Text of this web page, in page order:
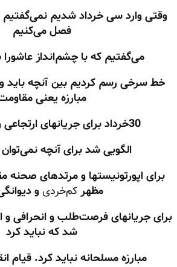
وقتی وارد سی خرداد شدیم نمی‌گفتیم
فصل می‌کنیم
می‌گفتیم که با چشم‌انداز
خط سرخی رسم کردیم بین آنچه باید
مبارزه یعنی
30خرداد برای جریانهای
الگویی شد برای آنچه نمی‌توان
برای اپورتونیستها و مرتدهای صحنه
مظهر کم‌خردی و
برای جریانهای فرصت‌طلب و انحرافی و
شد که نباید کرد
مبارزه مسلحانه نباید کرد. قیام